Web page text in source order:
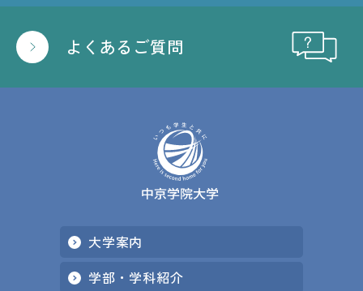
よくあるご質問
大学案内
学部・学科紹介